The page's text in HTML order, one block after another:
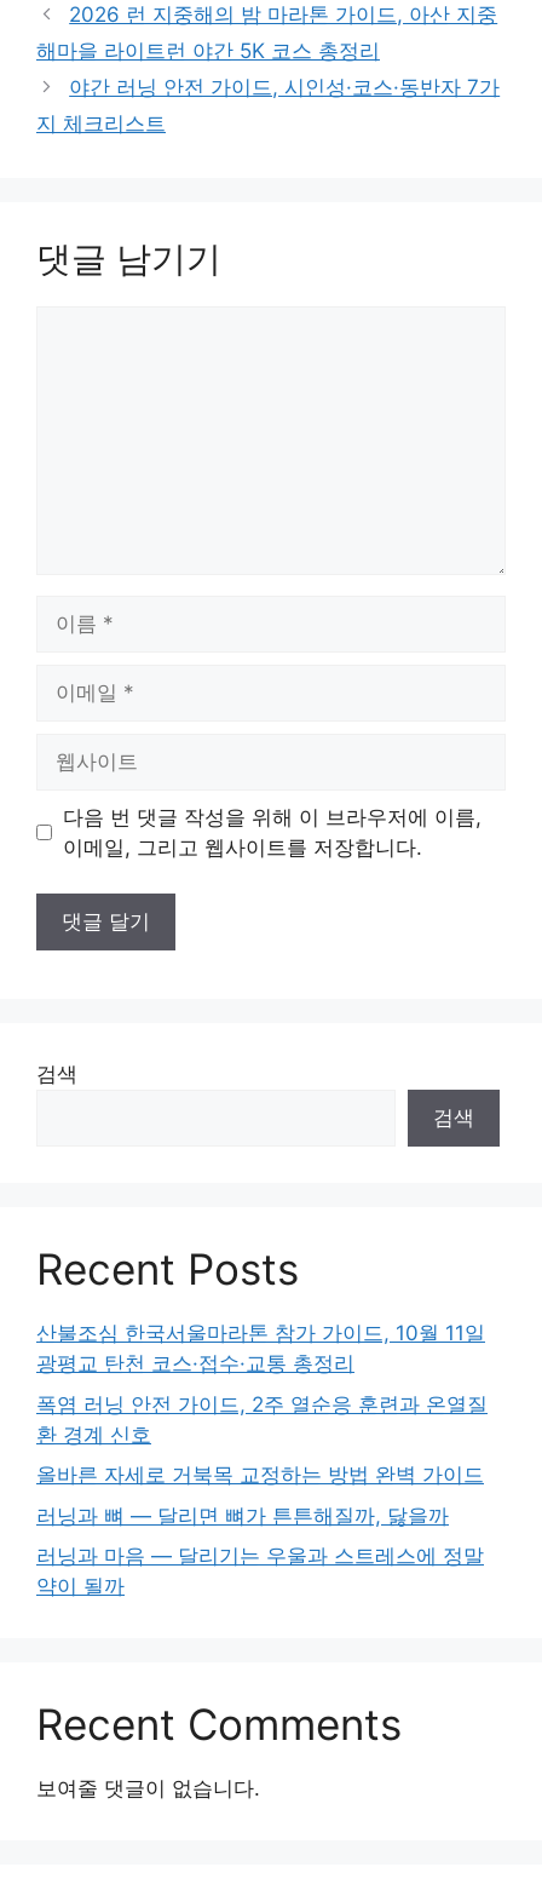
2026 런 지중해의 밤 마라톤 가이드, 아산 지중
해마을 라이트런 야간 5K 코스 총정리
야간 러닝 안전 가이드, 시인성·코스·동반자 7가
지 체크리스트
댓글 남기기
트
다음 번 댓글 작성을 위해 이 브라우저에 이름,
이메일, 그리고 웹사이트를 저장합니다.
검색
검색
Recent Posts
산불조심 한국서울마라톤 참가 가이드, 10월 11일
광평교 탄천 코스·접수·교통 총정리
폭염 러닝 안전 가이드, 2주 열순응 훈련과 온열질
환 경계 신호
올바른 자세로 거북목 교정하는 방법 완벽 가이드
러닝과 뼈 — 달리면 뼈가 튼튼해질까, 닳을까
러닝과 마음 — 달리기는 우울과 스트레스에 정말
약이 될까
Recent Comments
보여줄 댓글이 없습니다.